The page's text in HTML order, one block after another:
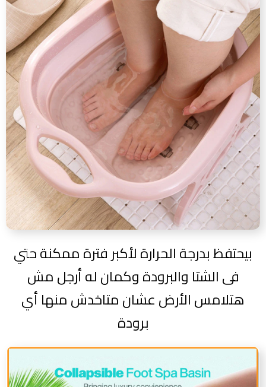
بيحتفظ بدرجة الحرارة لأكبر فترة ممكنة حتي
فى الشتا والبرودة وكمان له أرجل مش
هتلامس الأرض عشان متاخدش منها أي
برودة